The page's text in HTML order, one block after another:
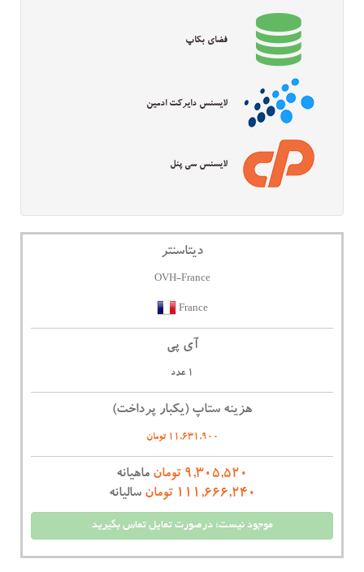
فضای بکاپ
لایسنس دایرکت ادمین
لایسنس سی پنل
دیتاسنتر
OVH-France
France
آی پی
1 عدد
هزینه ستاپ (یکبار پرداخت)
11,631,900 تومان
9,305,520 تومان
ماهیانه
111,666,240 تومان
سالیانه
موجود نیست؛ درصورت تمایل تماس بگیرید